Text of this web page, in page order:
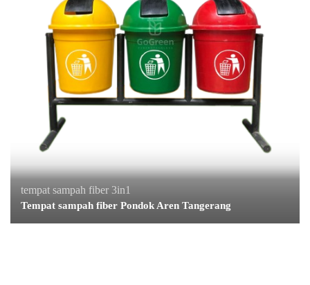
tempat sampah fiber 3in1
Tempat sampah fiber Pondok Aren Tangerang